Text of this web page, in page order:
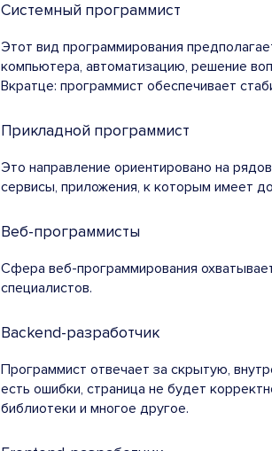
Системный программист
Этот вид программирования
компьютера, автоматизацию, решение
Вкратце: программист обеспечивает
Прикладной программист
Это направление ориентировано на
сервисы, приложения, к которым имеет
Веб-программисты
Сфера веб-программирования
специалистов.
Backend-разработчик
Программист отвечает за скрытую,
есть ошибки, страница не будет
библиотеки и многое другое.